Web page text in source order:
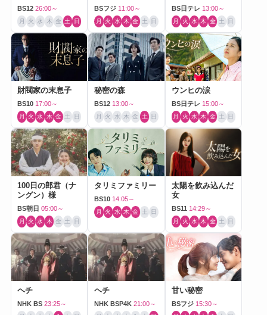
BS12 26:00～
月 火 水 木 金 土 日
BSフジ 11:00～
月 火 水 木 金 土 日
BS日テレ 13:00～
月 火 水 木 金 土 日
財閥家の末息子
BS10 17:00～
月 火 水 木 金 土 日
秘密の森
BS12 13:00～
月 火 水 木 金 土 日
ウンヒの涙
BS日テレ 15:00～
月 火 水 木 金 土 日
100日の郎君（ナ
ングン）様
BS朝日 05:00～
月 火 水 木 金 土 日
タリミファミリー
BS10 14:05～
月 火 水 木 金 土 日
太陽を飲み込んだ
女
BS11 14:29～
月 火 水 木 金 土 日
ヘチ
NHK BS 23:25～
ヘチ
NHK BSP4K 21:00～
甘い秘密
BSフジ 15:30～